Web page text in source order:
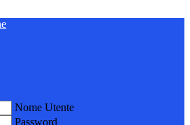
Nome Utente
Password